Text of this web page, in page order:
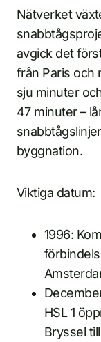
Nätverket
avgick det
från Paris och
sju minuter
47 minuter –
byggnation.
Viktiga datum:
1996:
HSL 1
Bryssel